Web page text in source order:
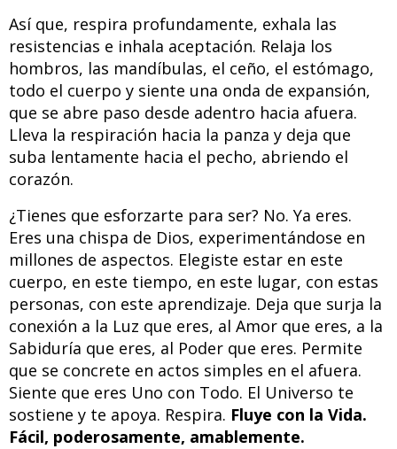
Así que, respira profundamente, exhala las
resistencias e inhala aceptación. Relaja los
hombros, las mandíbulas, el ceño, el estómago,
todo el cuerpo y siente una onda de expansión,
que se abre paso desde adentro hacia afuera.
Lleva la respiración hacia la panza y deja que
suba lentamente hacia el pecho, abriendo el
corazón.
¿Tienes que esforzarte para ser? No. Ya eres.
Eres una chispa de Dios, experimentándose en
millones de aspectos. Elegiste estar en este
cuerpo, en este tiempo, en este lugar, con estas
personas, con este aprendizaje. Deja que surja la
conexión a la Luz que eres, al Amor que eres, a la
Sabiduría que eres, al Poder que eres. Permite
que se concrete en actos simples en el afuera.
Siente que eres Uno con Todo. El Universo te
sostiene y te apoya. Respira. Fluye con la Vida.
Fácil, poderosamente, amablemente.